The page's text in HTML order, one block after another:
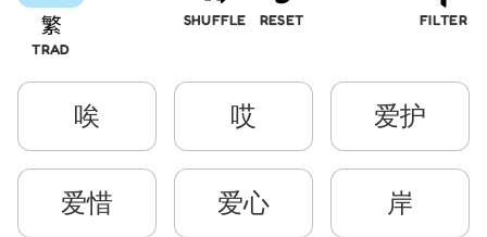
TRAD
SHUFFLE RESET FILTER
唉 哎 爱护
爱惜 爱心 岸